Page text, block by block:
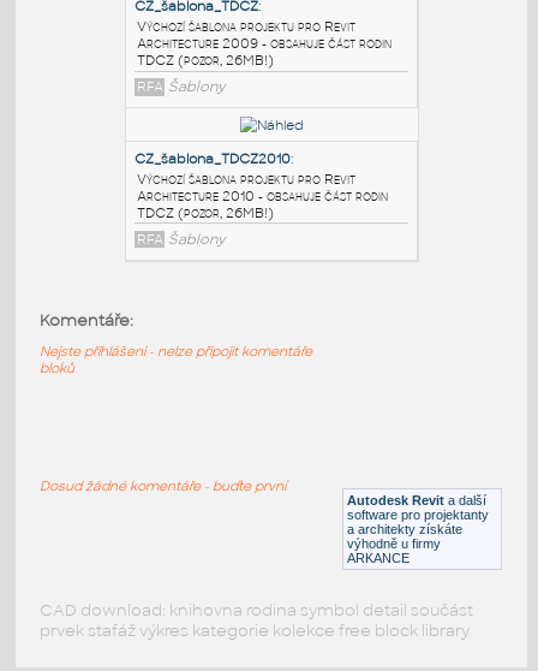
CZ_Sablona_Xanadu_2010:
Výchozí šablona projektu pro Revit
Architecture 2010 (CZ/EN) - obsahuje
české dveře, materiály, šrafy (nastavte
namísto šablony Autodesku)
RFA Šablony
Šablony
Architecture 2010 - obsahuje část rodin
Autodesk Revit a další
software pro projektanty
a architekty získáte
výhodně u firmy
ARKANCE
Komentáře:
Nejste přihlášeni - nelze připojit komentáře
bloků
Dosud žádné komentáře - buďte první
CAD download: knihovna rodina symbol detail součást
prvek stafáž výkres kategorie kolekce free block library